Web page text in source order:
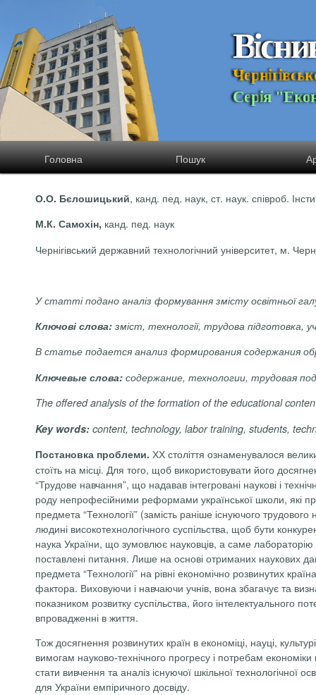
Вісни
Чернігівськ
Серія "Еко
Головна Пошук
О.О. Бєлошицький, канд. пед. наук, ст. наук. співроб.
М.К. Самохін, канд. пед. наук
Чернігівський державний технологічний університет, м.
У статті подано аналіз формування змісту освітньої
Ключові слова: зміст, технології, трудова підготовка,
В статье подается анализ формирования содержания
Ключевые слова: содержание, технологии, трудовая
The offered analysis of the formation of the educational
Key words: content, technology, labor training, students,
Постановка проблеми. ХХ століття ознаменувалося
стоїть на місці. Для того, щоб використовувати його
“Трудове навчання”, що надавав інтегровані наукові і
роду непрофесійними реформами української школи, які
предмета “Технології” (замість раніше існуючого
людині високотехнологічного суспільства, щоб бути
наука України, що зумовлює науковців, а саме лабораторію
поставлені питання. Лише на основі отриманих наукових
предмета “Технології” на рівні економічно розвинутих
фактора. Виховуючи і навчаючи учнів, вона збагачує та
показником розвитку суспільства, його інтелекту­ального
впровадженні в життя.
Тож досягнення розвинутих країн в економіці, науці,
вимогам науково-технічного прогресу і потребам
стати вивчення та аналіз існуючої шкільної технологічної
для України емпіричного досвіду.